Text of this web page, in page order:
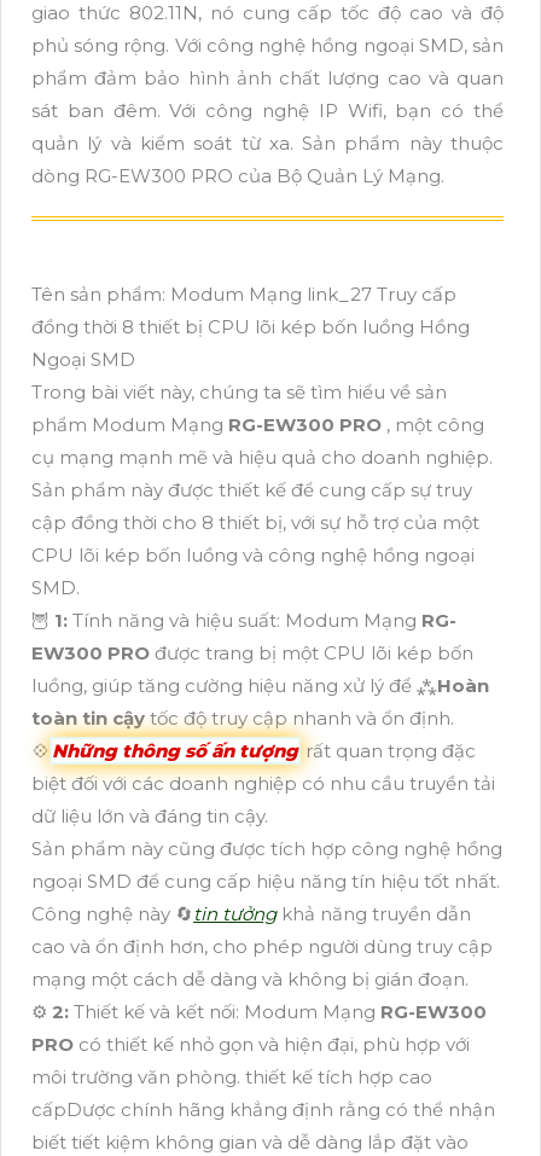
giao thức 802.11N, nó cung cấp tốc độ cao và độ
phủ sóng rộng. Với công nghệ hồng ngoại SMD, sản
phẩm đảm bảo hình ảnh chất lượng cao và quan
sát ban đêm. Với công nghệ IP Wifi, bạn có thể
quản lý và kiểm soát từ xa. Sản phẩm này thuộc
dòng RG-EW300 PRO của Bộ Quản Lý Mạng.
Tên sản phẩm: Modum Mạng link_27 Truy cấp
đồng thời 8 thiết bị CPU lõi kép bốn luồng Hồng
Ngoại SMD
Trong bài viết này, chúng ta sẽ tìm hiểu về sản
phẩm Modum Mạng RG-EW300 PRO , một công
cụ mạng mạnh mẽ và hiệu quả cho doanh nghiệp.
Sản phẩm này được thiết kế để cung cấp sự truy
cập đồng thời cho 8 thiết bị, với sự hỗ trợ của một
CPU lõi kép bốn luồng và công nghệ hồng ngoại
SMD.
🦉 1: Tính năng và hiệu suất: Modum Mạng RG-
EW300 PRO được trang bị một CPU lõi kép bốn
luồng, giúp tăng cường hiệu năng xử lý để ⁂Hoàn
toàn tin cậytốc độ truy cập nhanh và ổn định.
💠 Những thông số ấn tượng rất quan trọng đặc
biệt đối với các doanh nghiệp có nhu cầu truyền tải
dữ liệu lớn và đáng tin cậy.
Sản phẩm này cũng được tích hợp công nghệ hồng
ngoại SMD để cung cấp hiệu năng tín hiệu tốt nhất.
Công nghệ này 🔄 tin tưởngkhả năng truyền dẫn
cao và ổn định hơn, cho phép người dùng truy cập
mạng một cách dễ dàng và không bị gián đoạn.
⚙ 2: Thiết kế và kết nối: Modum Mạng RG-EW300
PRO có thiết kế nhỏ gọn và hiện đại, phù hợp với
môi trường văn phòng. thiết kế tích hợp cao
cấpDược chính hãng khẳng định rằng có thể nhận
biết tiết kiệm không gian và dễ dàng lắp đặt vào